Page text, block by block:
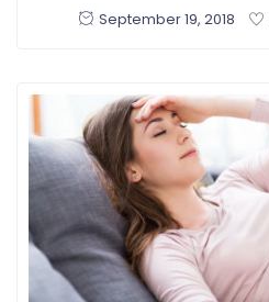
September 19, 2018